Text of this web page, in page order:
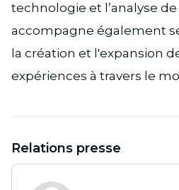
technologie et l’analyse
accompagne également
la création et l'expansion
expériences à travers le
Relations presse